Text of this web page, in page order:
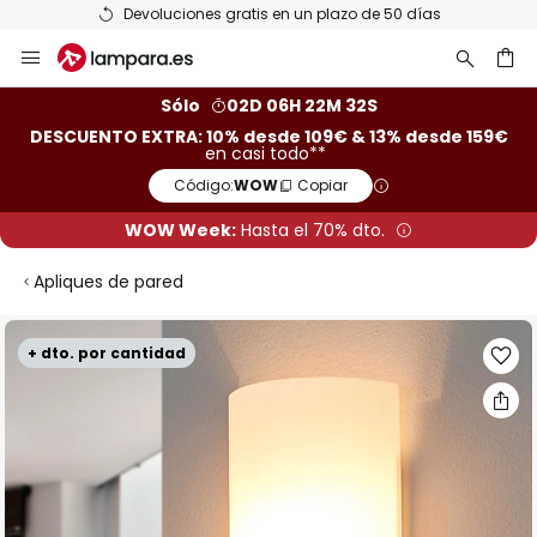
Devoluciones gratis en un plazo de 50 días
al
Sólo
02D 06H 22M 31S
DESCUENTO EXTRA: 10% desde 109€ & 13% desde 159€
en casi todo**
Código:WOW Copiar
WOW Week: Hasta el 70% dto.
Apliques de pared
+ dto. por cantidad
Saltar
al
galería